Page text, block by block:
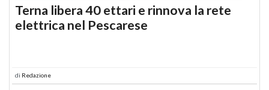
Terna libera 40 ettari e rinnova la rete
elettrica nel Pescarese
di Redazione